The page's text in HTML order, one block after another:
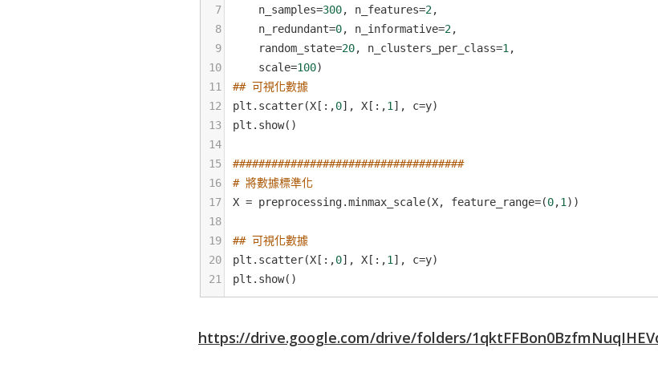
7
n_samples=300, n_features=2,
8
n_redundant=0, n_informative=2,
9
random_state=20, n_clusters_per_class=1 ,
10
scale=100)
11
## 可視化數據
12
plt . scatter(X [:,0], X [:,1 ], c=y)
13
plt . show()
14
15
####################################
16
# 將數據標準化
17
X = preprocessing.minmax_scale(X, feature_range=(0,1 ))
18
19
## 可視化數據
20
plt . scatter(X [:,0], X [:,1 ], c=y)
21
plt . show()
https://drive.google.com/drive/folders/